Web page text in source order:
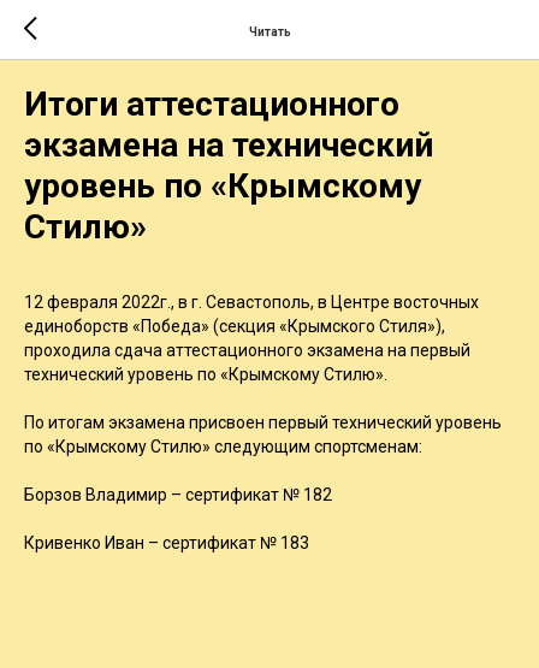
Читать
Итоги аттестационного
экзамена на технический
уровень по «Крымскому
Стилю»
12 февраля 2022г., в г. Севастополь, в Центре восточных
единоборств «Победа» (секция «Крымского Стиля»),
проходила сдача аттестационного экзамена на первый
технический уровень по «Крымскому Стилю».
По итогам экзамена присвоен первый технический уровень
по «Крымскому Стилю» следующим спортсменам:
Борзов Владимир – сертификат № 182
Кривенко Иван – сертификат № 183